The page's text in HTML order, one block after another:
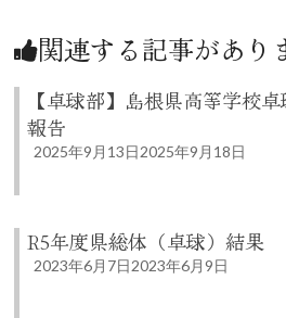
関連する記事があり
【卓球部】島根県高等学校
報告
2025年9月13日2025年9月18日
R5年度県総体（卓球）結果
2023年6月7日2023年6月9日